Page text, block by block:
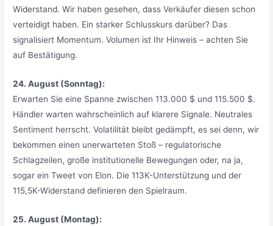
Widerstand. Wir haben gesehen, dass Verkäufer diesen schon
verteidigt haben. Ein starker Schlusskurs darüber? Das
signalisiert Momentum. Volumen ist Ihr Hinweis – achten Sie
auf Bestätigung.
24. August (Sonntag):
Erwarten Sie eine Spanne zwischen 113.000 $ und 115.500 $.
Händler warten wahrscheinlich auf klarere Signale. Neutrales
Sentiment herrscht. Volatilität bleibt gedämpft, es sei denn, wir
bekommen einen unerwarteten Stoß – regulatorische
Schlagzeilen, große institutionelle Bewegungen oder, na ja,
sogar ein Tweet von Elon. Die 113K-Unterstützung und der
115,5K-Widerstand definieren den Spielraum.
25. August (Montag):